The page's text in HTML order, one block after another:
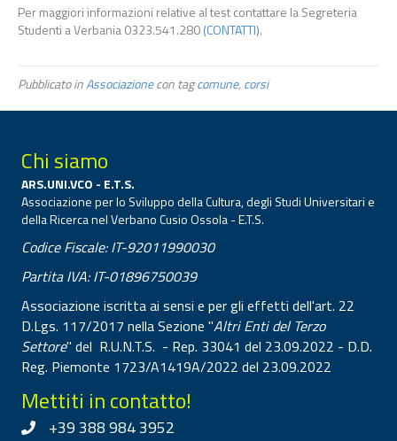
Per maggiori informazioni relative al test contattare la Segreteria
Studenti a Verbania 0323.541.280(CONTATTI).
Pubblicato inAssociazionecon tagcomune,corsi
Chi siamo
ARS.UNI.VCO - E.T.S.
Associazione per lo Sviluppo della Cultura, degli Studi Universitari e
della Ricerca nel Verbano Cusio Ossola - E.T.S.
Codice Fiscale: IT-92011990030
Partita IVA: IT-01896750039
Associazione iscritta ai sensi e per gli effetti dell'art. 22
D.Lgs. 117/2017 nella Sezione "Altri Enti del Terzo
Settore" del R.U.N.T.S. - Rep. 33041 del 23.09.2022 - D.D.
Reg. Piemonte 1723/A1419A/2022 del 23.09.2022
Mettiti in contatto!
+39 388 984 3952